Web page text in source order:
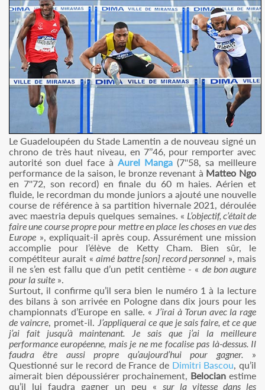
Le Guadeloupéen du Stade Lamentin a de nouveau signé un
chrono de très haut niveau, en 7’’46, pour remporter avec
autorité son duel face à Aurel Manga (7''58, sa meilleure
performance de la saison, le bronze revenant à Matteo Ngo
en 7''72, son record) en finale du 60 m haies. Aérien et
fluide, le recordman du monde juniors a ajouté une nouvelle
course de référence à sa partition hivernale 2021, déroulée
avec maestria depuis quelques semaines. « L’objectif, c’était de
faire une course propre pour mettre en place les choses en vue des
Europe », expliquait-il après coup. Assurément une mission
accomplie pour l’élève de Ketty Cham. Bien sûr, le
compétiteur aurait «aimé battre [son] record personnel », mais
il ne s’en est fallu que d’un petit centième - « de bon augure
pour la suite ».
Surtout, il confirme qu’il sera bien le numéro 1 à la lecture
des bilans à son arrivée en Pologne dans dix jours pour les
championnats d’Europe en salle. « J’irai à Torun avec la rage
de vaincre, promet-il. J’appliquerai ce que je sais faire, et ce que
j’ai fait jusqu’à maintenant. Je sais que j’ai la meilleure
performance européenne, mais je ne me focalise pas là-dessus. Il
faudra être aussi propre qu’aujourd’hui pour gagner.»
Questionné sur le record de France de Dimitri Bascou, qu’il
aimerait bien dépoussiérer prochainement, Belocian estime
qu’il lui faudra gagner un peu « sur la vitesse dans les